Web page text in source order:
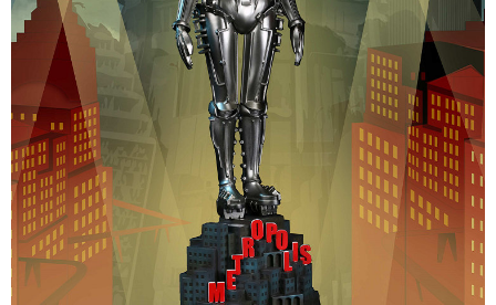
５．嚴禁一人註冊多個帳號或使用他人資訊註冊。若發現惡意使用之情形，
恩沛科技股份有限公司將有權停止該用戶之使用額度並採取法律行動。